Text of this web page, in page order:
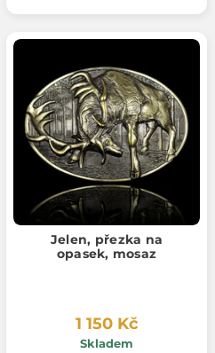
Jelen, přezka na
opasek, mosaz
1 150 Kč
Skladem